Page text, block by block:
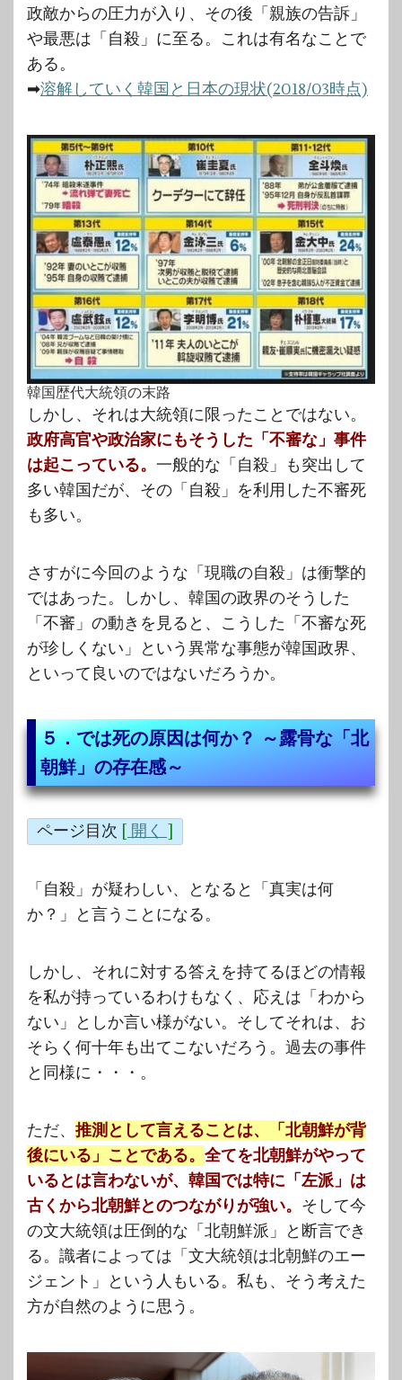
政敵からの圧力が入り、その後「親族の告訴」
や最悪は「自殺」に至る。これは有名なことで
ある。
➡溶解していく韓国と日本の現状(2018/03時点)
韓国歴代大統領の末路
しかし、それは大統領に限ったことではない。
政府高官や政治家にもそうした「不審な」事件
は起こっている。 一般的な「自殺」も突出して
多い韓国だが、その「自殺」を利用した不審死
も多い。
さすがに今回のような「現職の自殺」は衝撃的
ではあった。しかし、韓国の政界のそうした
「不審」の動きを見ると、こうした「不審な死
が珍しくない」という異常な事態が韓国政界、
といって良いのではないだろうか。
５．では死の原因は何か？ ～露骨な「北
朝鮮」の存在感～
ページ目次 [ 開く ]
「自殺」が疑わしい、となると「真実は何
か？」と言うことになる。
しかし、それに対する答えを持てるほどの情報
を私が持っているわけもなく、応えは「わから
ない」としか言い様がない。そしてそれは、お
そらく何十年も出てこないだろう。過去の事件
と同様に・・・。
ただ、 推測として言えることは、「北朝鮮が背
後にいる」ことである。 全てを北朝鮮がやって
いるとは言わないが、韓国では特に「左派」は
古くから北朝鮮とのつながりが強い。 そして今
の文大統領は圧倒的な「北朝鮮派」と断言でき
る。識者によっては「文大統領は北朝鮮のエー
ジェント」という人もいる。私も、そう考えた
方が自然のように思う。